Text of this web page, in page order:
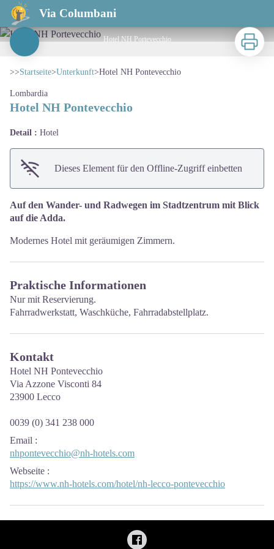
Via Columbani
Hotel NH Pontevecchio
Hotel NH Portevecchio
Zu
>>Startseite>Unterkunft>Hotel NH Pontevecchio
Lombardia
Hotel NH Pontevecchio
Detail : Hotel
Dieses Element für den Offline-Zugriff einbetten
Auf den Wander- und Radwegen im Stadtzentrum mit Blick
auf die Adda.
Modernes Hotel mit geräumigen Zimmern.
Praktische Informationen
Nur mit Reservierung.
Fahrradwerkstatt, Waschküche, Fahrradabstellplatz.
Kontakt
Hotel NH Pontevecchio
Via Azzone Visconti 84
23900 Lecco
0039 (0) 341 238 000
Email :
nhpontevecchio@nh-hotels.com
Webseite :
https://www.nh-hotels.com/hotel/nh-lecco-pontevecchio